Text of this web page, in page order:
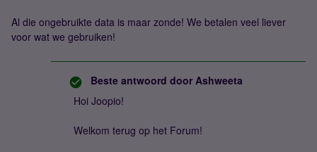
Al die ongebruikte data is maar zonde! We betalen veel liever
voor wat we gebruiken!
Beste antwoord door Ashweeta
Hoi Joopio!
Welkom terug op het Forum!